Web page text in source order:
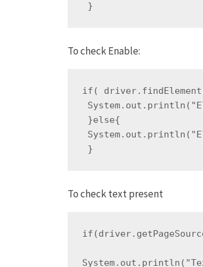
}
To check Enable:
if(
}else{
}
To check text present